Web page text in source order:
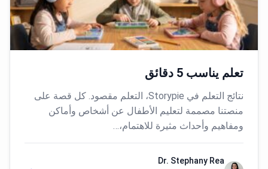
تعلم يناسب 5 دقائق
نتائج التعلم في Storypie، التعلم مقصود. كل قصة على
منصتنا مصممة لتعليم الأطفال عن أشخاص وأماكن
ومفاهيم وأحداث مثيرة للاهتمام،…
Dr. Stephany Rea